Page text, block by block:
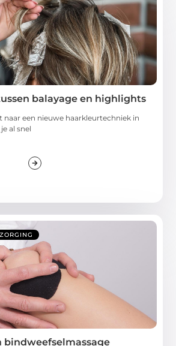
balayage en highlights
naar een nieuwe haarkleurtechniek in
al snel
bindweefselmassage